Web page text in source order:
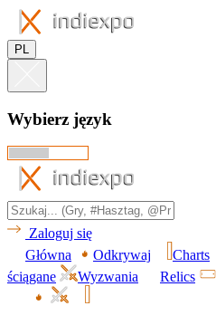
PL
Wybierz język
Zaloguj się
Główna
Odkrywaj Charts
ściągane
Wyzwania Relics